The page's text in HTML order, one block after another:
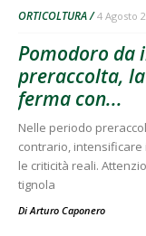
ORTICOLTURA 4 Agosto
Pomodoro da
preraccolta,
ferma con...
Nelle periodo
contrario,
le criticità reali.
tignola
Di Arturo Caponero